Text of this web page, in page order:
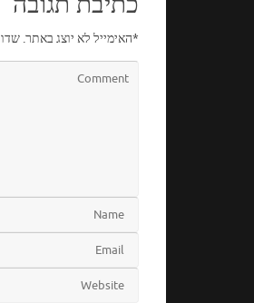
האימייל לא יוצג באתר.*